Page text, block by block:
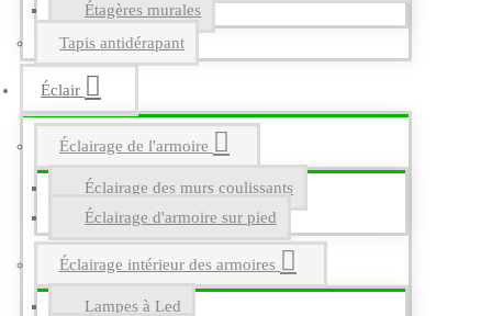
Étagères murales
Tapis antidérapant
Éclair
Éclairage de l'armoire
Éclairage des murs coulissants
Éclairage d'armoire sur pied
Éclairage intérieur des armoires
Lampes à Led